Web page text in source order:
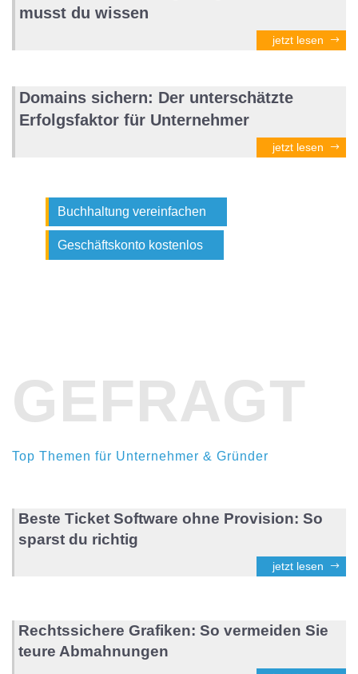
musst du wissen
jetzt lesen
Domains sichern: Der unterschätzte
Erfolgsfaktor für Unternehmer
jetzt lesen
Buchhaltung vereinfachen
Geschäftskonto kostenlos
GEFRAGT
Top Themen für Unternehmer & Gründer
Beste Ticket Software ohne Provision: So
sparst du richtig
jetzt lesen
Rechtssichere Grafiken: So vermeiden Sie
teure Abmahnungen